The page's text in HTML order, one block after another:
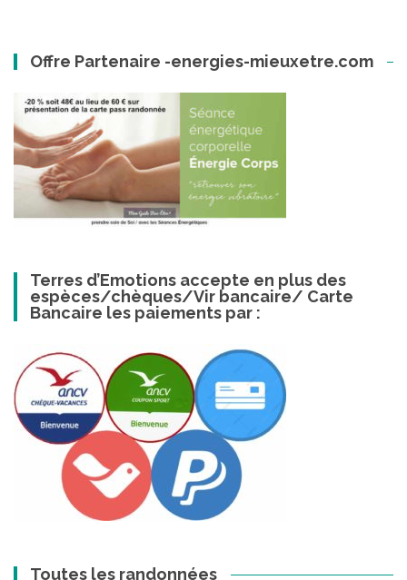
Offre Partenaire -energies-mieuxetre.com
Terres d’Emotions accepte en plus des
espèces/chèques/Vir bancaire/ Carte
Bancaire les paiements par :
Toutes les randonnées